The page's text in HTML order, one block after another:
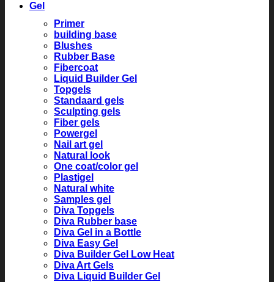
Gel
Primer
building base
Blushes
Rubber Base
Fibercoat
Liquid Builder Gel
Topgels
Standaard gels
Sculpting gels
Fiber gels
Powergel
Nail art gel
Natural look
One coat/color gel
Plastigel
Natural white
Samples gel
Diva Topgels
Diva Rubber base
Diva Gel in a Bottle
Diva Easy Gel
Diva Builder Gel Low Heat
Diva Art Gels
Diva Liquid Builder Gel